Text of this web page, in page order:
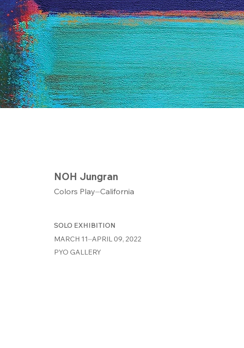
NOH Jungran
Colors Play⏤California
SOLO EXHIBITION
MARCH 11⏤APRIL 09, 2022
PYO GALLERY